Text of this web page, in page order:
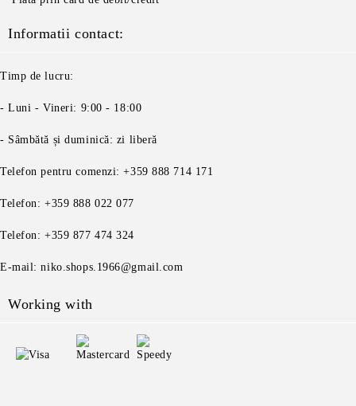
Informatii contact:
Timp de lucru:
- Luni - Vineri: 9:00 - 18:00
- Sâmbătă și duminică: zi liberă
Telefon pentru comenzi: +359 888 714 171
Telefon: +359 888 022 077
Telefon: +359 877 474 324
E-mail: niko.shops.1966@gmail.com
Working with